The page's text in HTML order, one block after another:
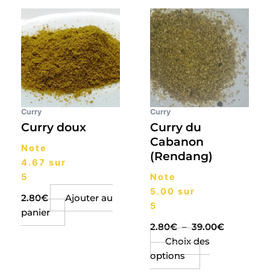
Curry
Curry doux
Note
4.67 sur
5
2.80€
Ajouter au
panier
Curry
Curry du
Cabanon
(Rendang)
Note
5.00 sur
5
2.80€ – 39.00€
de
prix :
2.80€
à
39.00€
Choix des
options
Ce
produit
a
plusieurs
variations.
Les
options
peuvent
sur
la